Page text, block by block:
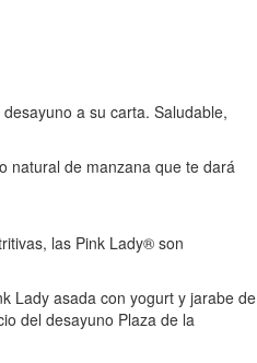
a su carta. Saludable,
natural de manzana que te dará
las Pink Lady® son
Lady asada con yogurt y jarabe de
del desayuno Plaza de la